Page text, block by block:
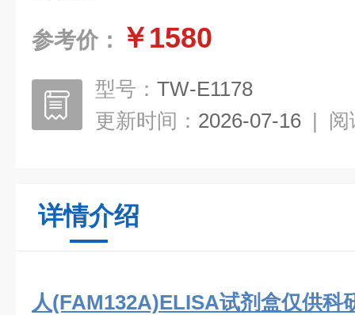
参考价： ￥1580
型号： TW-E1178
更新时间： 2026-07-16 | 阅
详情介绍
人(FAM132A)ELISA试剂盒仅供科